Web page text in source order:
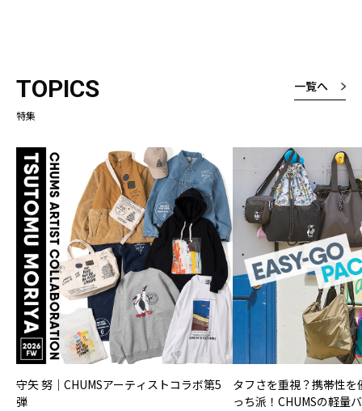
TOPICS
特集
一覧へ
守矢 努｜CHUMSアーティストコラボ第5
弾
タフさを重視？携帯性
っち派！CHUMSの軽量